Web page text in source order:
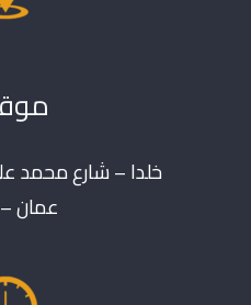
خلدا – شارع محمد
عمان –